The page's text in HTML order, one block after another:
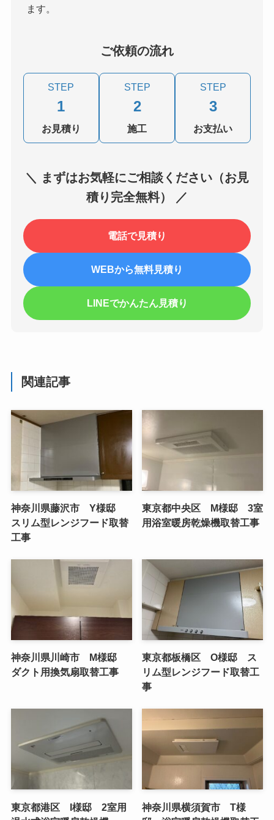
ます。
ご依頼の流れ
STEP
1
お見積り
STEP
2
施工
STEP
3
お支払い
＼ まずはお気軽にご相談ください（お見
積り完全無料） ／
電話で見積り
WEBから無料見積り
LINEでかんたん見積り
関連記事
神奈川県藤沢市 Y様邸
スリム型レンジフード取替
工事
東京都中央区 M様邸 3室
用浴室暖房乾燥機取替工事
神奈川県川崎市 M様邸
ダクト用換気扇取替工事
東京都板橋区 O様邸 ス
リム型レンジフード取替工
事
東京都港区 I様邸 2室用
神奈川県横須賀市 T様